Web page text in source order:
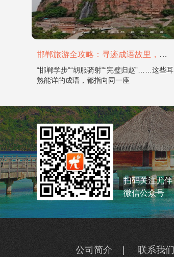
邯郸旅游全攻略：寻迹成语故里，邂逅太行古韵
“邯郸学步”“胡服骑射”“完璧归赵”……这些耳
熟能详的成语，都指向同一座
扫码关注尤伴
微信公众号
公司简介 联系我们